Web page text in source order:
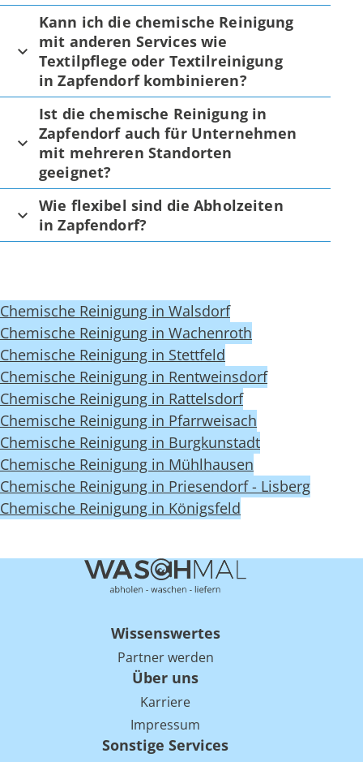
Kann ich die chemische Reinigung
mit anderen Services wie
Textilpflege oder Textilreinigung
in Zapfendorf kombinieren?
Ist die chemische Reinigung in
Zapfendorf auch für Unternehmen
mit mehreren Standorten
geeignet?
Wie flexibel sind die Abholzeiten
in Zapfendorf?
Chemische Reinigung in Walsdorf
Chemische Reinigung in Wachenroth
Chemische Reinigung in Stettfeld
Chemische Reinigung in Rentweinsdorf
Chemische Reinigung in Rattelsdorf
Chemische Reinigung in Pfarrweisach
Chemische Reinigung in Burgkunstadt
Chemische Reinigung in Mühlhausen
Chemische Reinigung in Priesendorf - Lisberg
Chemische Reinigung in Königsfeld
Wissenswertes
Partner werden
Über uns
Karriere
Impressum
Sonstige Services